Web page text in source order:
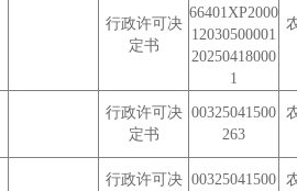
行政许可决
定书
66401XP2000
12030500001
20250418000
1
行政许可决
定书
00325041500
263
行政许可决 00325041500